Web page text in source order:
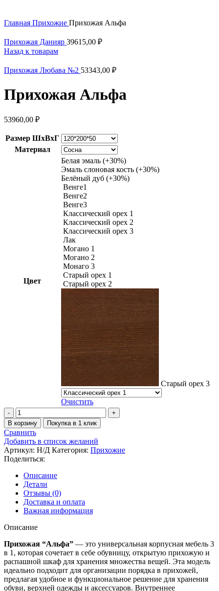
Главная Прихожие Прихожая Альфа
Прихожая Данияр 39615,00 ₽
Назад к товарам
Прихожая Любава №2 53343,00 ₽
Прихожая Альфа
53960,00 ₽
Размер ШxВxГ
Материал
Цвет
Белая эмаль (+30%)
Эмаль слоновая кость (+30%)
Белёный дуб (+30%)
Венге1
Венге2
Венге3
Классический орех 1
Классический орех 2
Классический орех 3
Лак
Могано 1
Могано 2
Монаго 3
Старый орех 1
Старый орех 2
Старый орех 3
Очистить
Количество
товара
Прихожая
Альфа
В корзину Покупка в 1 клик
Сравнить
Добавить в список желаний
Артикул: Н/Д Категория: Прихожие
Поделиться:
Описание
Детали
Отзывы (0)
Доставка и оплата
Важная информация
Описание
Прихожая “Альфа” — это универсальная корпусная мебель 3
в 1, которая сочетает в себе обувницу, открытую прихожую и
распашной шкаф для хранения множества вещей. Эта модель
идеально подходит для организации порядка в прихожей,
предлагая удобное и функциональное решение для хранения
обуви, верхней одежды и аксессуаров. Внутреннее